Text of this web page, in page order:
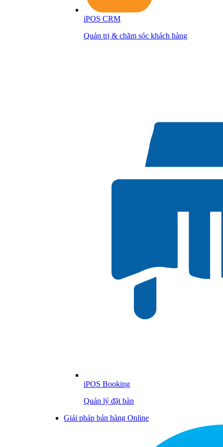
iPOS CRM
Quản trị & chăm sóc khách hàng
iPOS Booking
Quản lý đặt bàn
Giải pháp bán hàng Online